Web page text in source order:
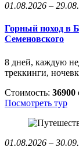
01.08.2026 –
Горный поход в
Семеновского
8 дней, каждую
треккинги,
Стоимость: 36900
Посмотреть тур
01.08.2026 –